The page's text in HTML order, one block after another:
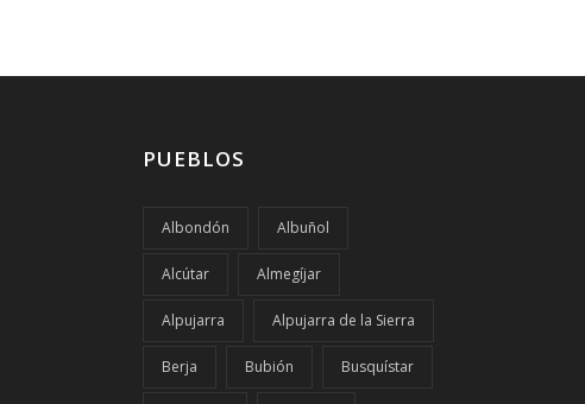
PUEBLOS
Albondón Albuñol
Alcútar Almegíjar
Alpujarra Alpujarra de la Sierra
Berja Bubión Busquístar